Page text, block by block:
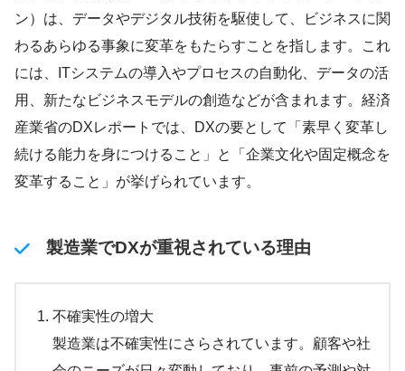
ン）は、データやデジタル技術を駆使して、ビジネスに関
わるあらゆる事象に変革をもたらすことを指します。これ
には、ITシステムの導入やプロセスの自動化、データの活
用、新たなビジネスモデルの創造などが含まれます。経済
産業省のDXレポートでは、DXの要として「素早く変革し
続ける能力を身につけること」と「企業文化や固定概念を
変革すること」が挙げられています。
製造業でDXが重視されている理由
不確実性の増大
製造業は不確実性にさらされています。顧客や社